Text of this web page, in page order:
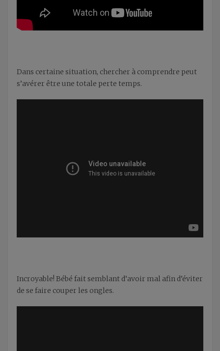
Dans certaine situation, chercher à comprendre peut
s’avérer être une totale perte temps.
Incroyable! Bébé fait semblant d’avoir mal afin d’éviter
de se faire couper les ongles.